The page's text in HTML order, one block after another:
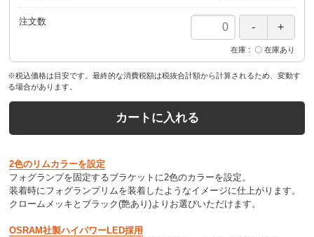
注文数
在庫 〇 在庫あり
※税込価格は目安です。最終的な消費税額は税抜合計額から計算されるため、変動す
る場合があります。
カートに入れる
2色のリムカラーを設定
フォグランプを固定するブラケットに2色のカラーを設定。
装着時にフォグランプリムを装着したようなイメージに仕上がります。
クロームメッキとブラック(艶あり)よりお選びいただけます。
OSRAM社製ハイパワーLED採用